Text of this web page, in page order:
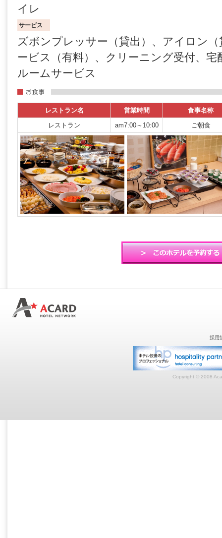
イレ
サービス
ズボンプレッサー（貸出）、アイロン
ービス（有料）、クリーニング受付、
ルームサービス
レストラン名 営業時間
食事名称
レストラン
am7:00～10:00 ご朝食
採用
Copyright © 2008